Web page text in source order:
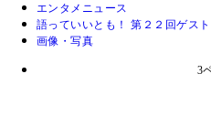
エンタメニュース
語っていいとも！ 第２２回ゲス
画像・写真
3